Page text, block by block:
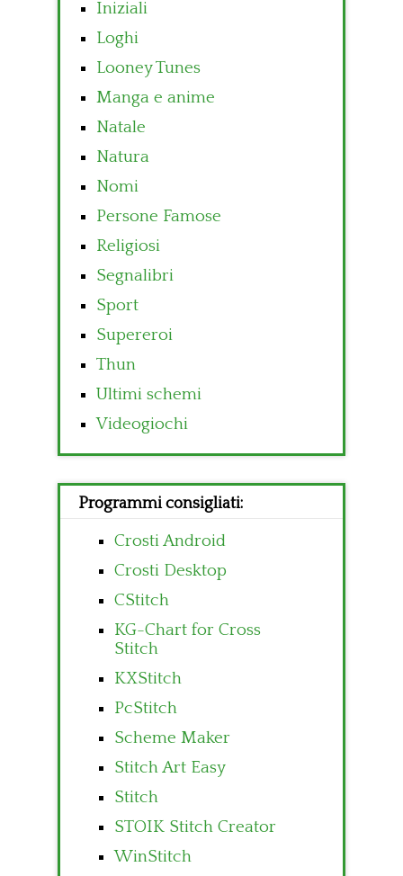
Iniziali
Loghi
Looney Tunes
Manga e anime
Natale
Natura
Nomi
Persone Famose
Religiosi
Segnalibri
Sport
Supereroi
Thun
Ultimi schemi
Videogiochi
Programmi consigliati:
Crosti Android
Crosti Desktop
CStitch
KG-Chart for Cross
Stitch
KXStitch
PcStitch
Scheme Maker
Stitch Art Easy
Stitch
STOIK Stitch Creator
WinStitch